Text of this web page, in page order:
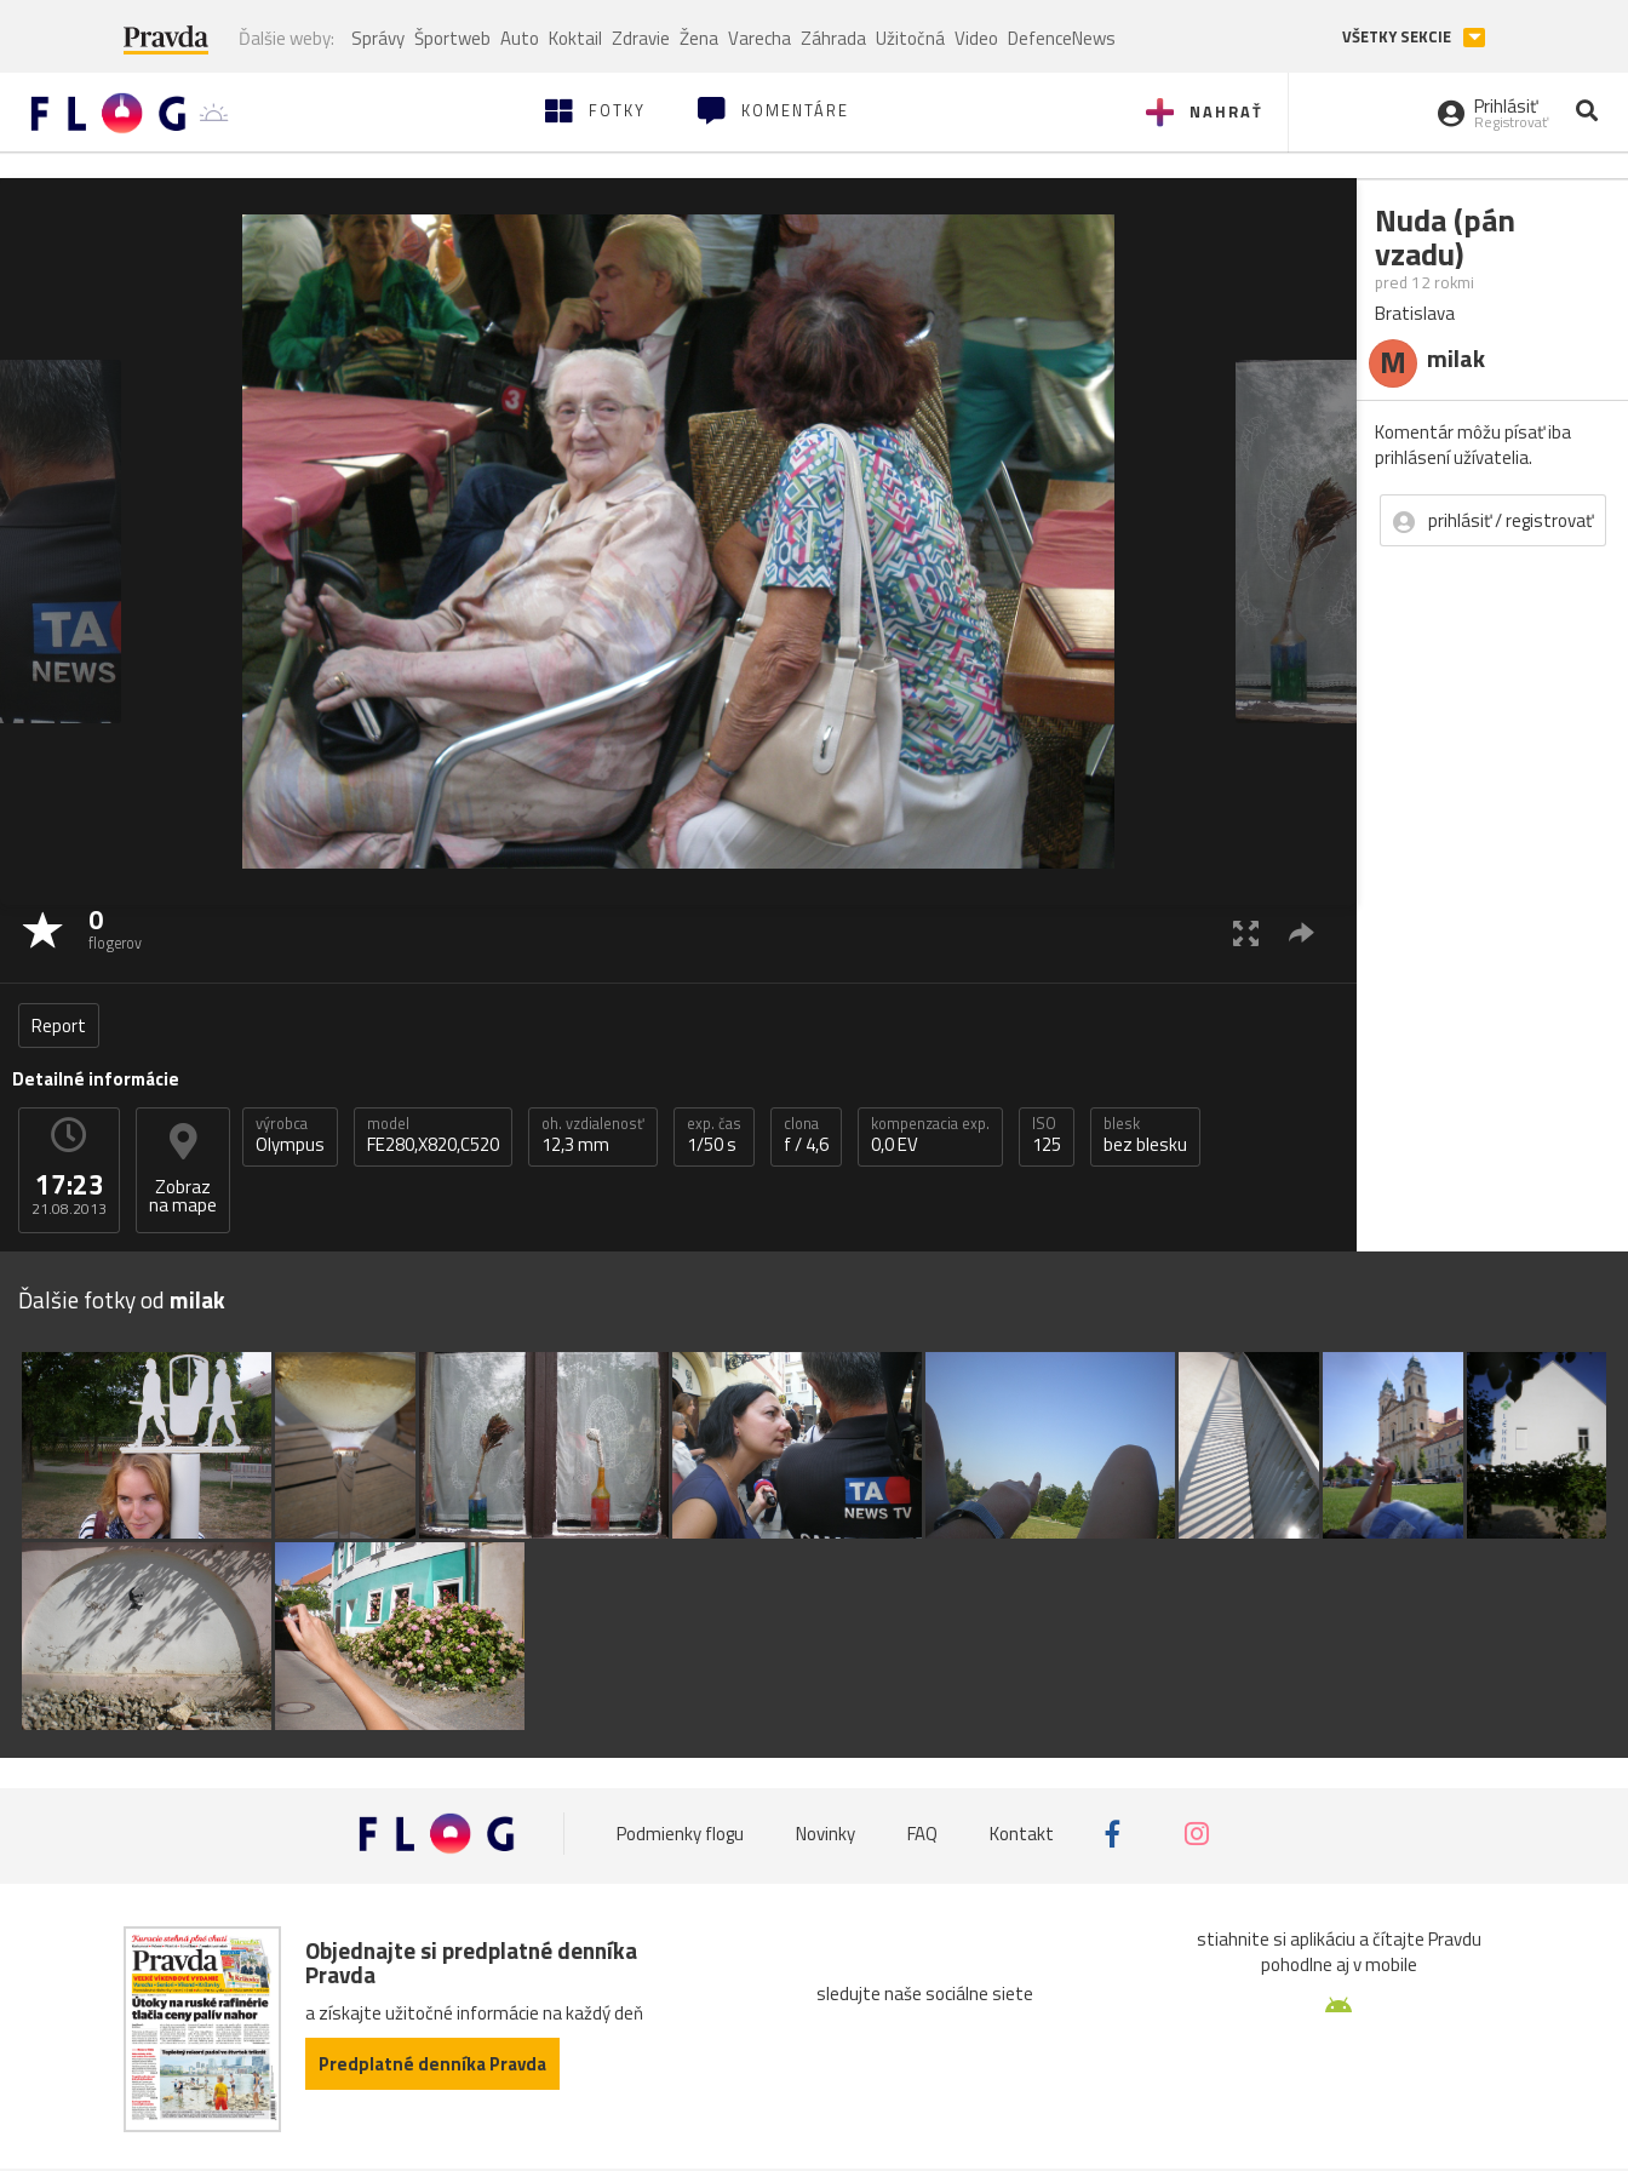
Ďalšie weby: Správy Športweb Auto Koktail Zdravie Žena Varecha Záhrada Užitočná Video DefenceNews VŠETKY SEKCIE
NAHRAŤ
FOTKY KOMENTÁRE Prihlásiť
Registrovať
0
flogerov
Report
Detailné informácie
17:23
21.08.2013
Zobraz
na mape
výrobca
Olympus
model
FE280,X820,C520
oh. vzdialenosť
12,3 mm
exp. čas
1/50 s
clona
f / 4,6
kompenzacia exp.
0,0 EV
ISO
125
blesk
bez blesku
Nuda (pán
vzadu)
pred 12 rokmi
Bratislava
M milak
Komentár môžu písať iba
prihlásení užívatelia.
prihlásiť / registrovať
Ďalšie fotky od milak
Podmienky flogu Novinky FAQ Kontakt
Objednajte si predplatné denníka
Pravda
a získajte užitočné informácie na každý deň
Predplatné denníka Pravda
sledujte naše sociálne siete
stiahnite si aplikáciu a čítajte Pravdu
pohodlne aj v mobile